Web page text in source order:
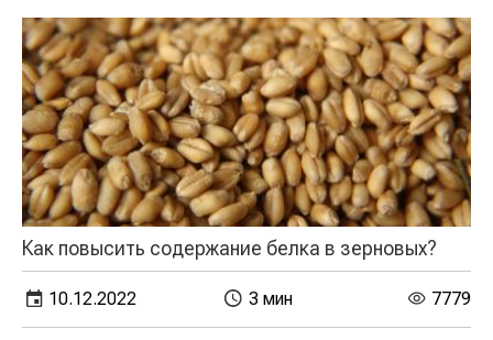
Как повысить содержание белка в зерновых?
10.12.2022 3 мин 7779